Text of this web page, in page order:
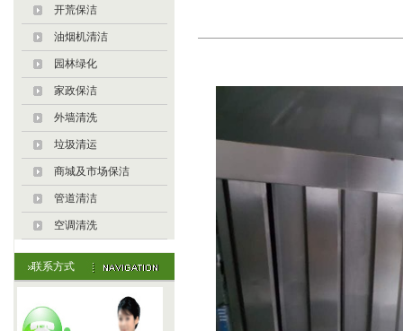
开荒保洁
油烟机清洁
园林绿化
家政保洁
外墙清洗
垃圾清运
商城及市场保洁
管道清洁
空调清洗
联系方式